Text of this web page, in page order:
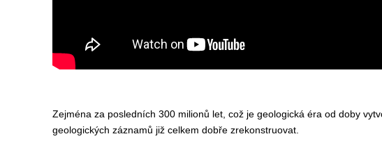
Zejména za posledních 300 milionů let, což je geologická éra od doby
geologických záznamů již celkem dobře zrekonstruovat.